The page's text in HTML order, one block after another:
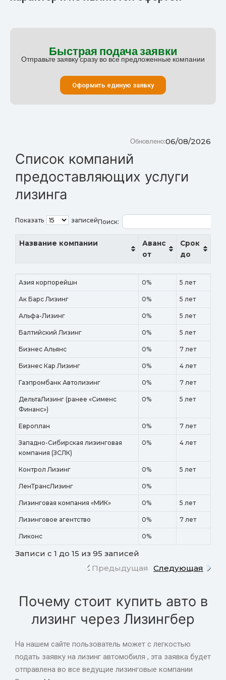
Быстрая подача заявки
Отправьте заявку сразу во все предложенные компании
Оформить единую заявку
06/08/2026
Обновлено:
Список компаний
предоставляющих услуги
лизинга
Показать записейПоиск:
Название компании
Аванс
от
Срок
до
Название компании
Аванс
Срок
Азия корпорейшн 0% 5 лет
Ак Барс Лизинг 0% 5 лет
Альфа-Лизинг 0% 5 лет
Балтийский Лизинг 0% 5 лет
Бизнес Альянс 0% 7 лет
Бизнес Кар Лизинг 0% 4 лет
Газпромбанк Автолизинг 0% 7 лет
ДельтаЛизинг (ранее «Сименс
Финанс»)
0% 5 лет
Европлан 0% 7 лет
Западно-Сибирская лизинговая
компания (ЗСЛК)
0% 4 лет
Контрол Лизинг 0% 5 лет
ЛенТрансЛизинг 0%
Лизинговая компания «МИК» 0% 5 лет
Лизинговое агентство 0% 7 лет
Ликонс 0%
Записи с 1 до 15 из 95 записей
Предыдущая
Следующая
Почему стоит купить авто в
лизинг через Лизингбер
На нашем сайте пользователь может с легкостью
подать заявку на лизинг автомобиля , эта заявка будет
отправлена во все ведущие лизинговые компании